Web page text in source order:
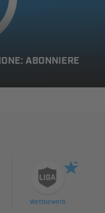
ABONNIERE
Wettbewerb